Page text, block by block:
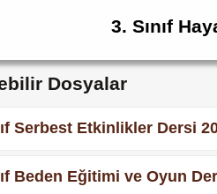
3. Sınıf
Dosyalar
Serbest Etkinlikler Dersi
Beden Eğitimi ve Oyun